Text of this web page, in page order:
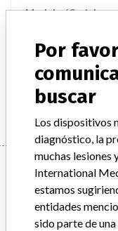
Modelo / Serial
Descripción del
Manufacturer
BECKMAN
Por
buscar
Los dispositivos
diagnóstico, la
muchas lesiones
International
estamos
entidades
sido parte de